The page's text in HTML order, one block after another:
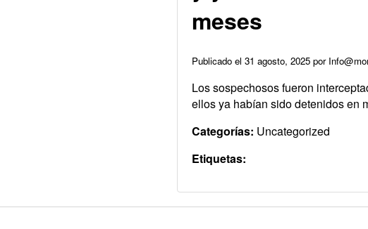
meses
Publicado el 31 agosto, 2025 por
Los sospechosos fueron
ellos ya habían sido detenidos en
Categorías: Uncategorized
Etiquetas: